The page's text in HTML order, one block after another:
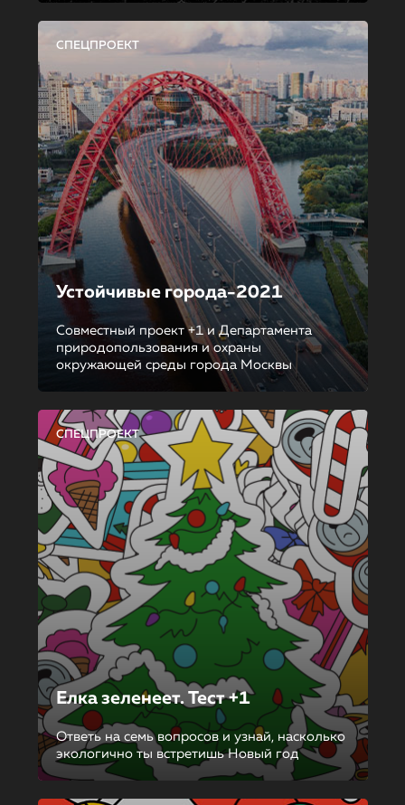
СПЕЦПРОЕКТ
Устойчивые города-2021
Совместный проект +1 и Департамента
природопользования и охраны
окружающей среды города Москвы
СПЕЦПРОЕКТ
Елка зеленеет. Тест +1
Ответь на семь вопросов и узнай, насколько
экологично ты встретишь Новый год